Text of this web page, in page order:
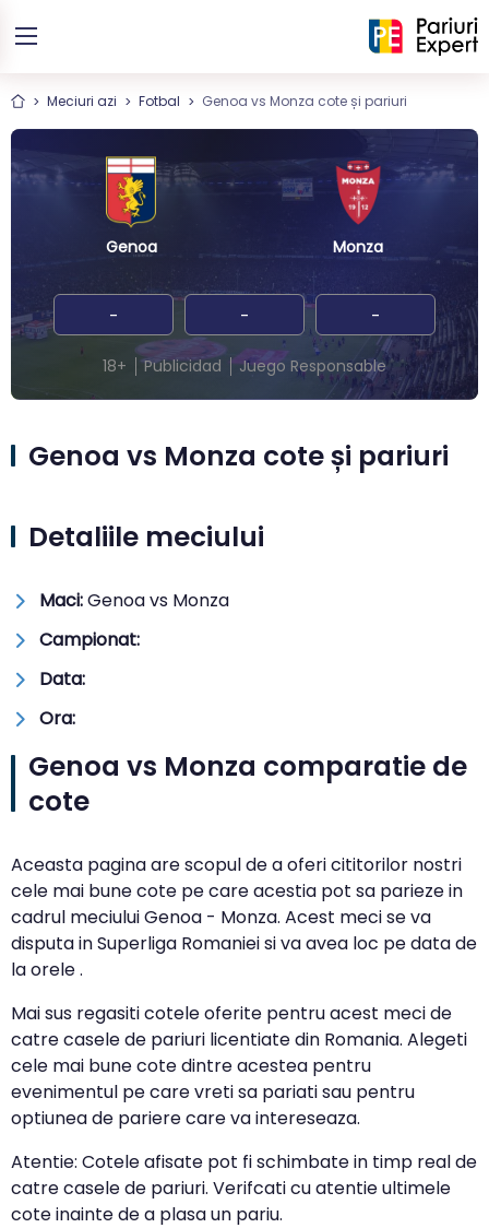
Meciuri azi Fotbal Genoa vs Monza cote și pariuri
Genoa Monza
- - -
18+ Publicidad Juego Responsable
Genoa vs Monza cote și pariuri
Detaliile meciului
Maci:Genoa vs Monza
Campionat:
Data:
Ora:
Genoa vs Monza comparatie de
cote
Aceasta pagina are scopul de a oferi cititorilor nostri
cele mai bune cote pe care acestia pot sa parieze in
cadrul meciului Genoa - Monza. Acest meci se va
disputa in Superliga Romaniei si va avea loc pe data de
la orele .
Mai sus regasiti cotele oferite pentru acest meci de
catre casele de pariuri licentiate din Romania. Alegeti
cele mai bune cote dintre acestea pentru
evenimentul pe care vreti sa pariati sau pentru
optiunea de pariere care va intereseaza.
Atentie: Cotele afisate pot fi schimbate in timp real de
catre casele de pariuri. Verifcati cu atentie ultimele
cote inainte de a plasa un pariu.